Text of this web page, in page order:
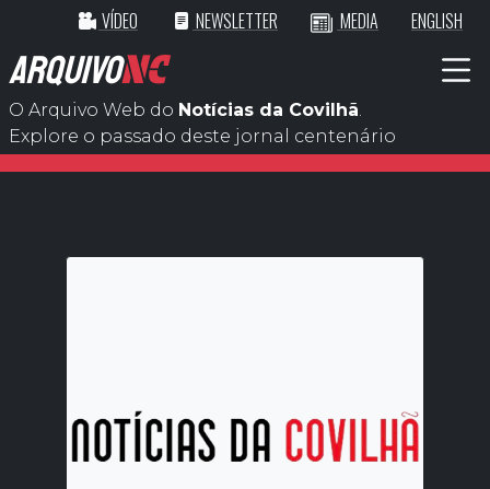
VÍDEO NEWSLETTER MEDIA ENGLISH
ARQUIVONC
O Arquivo Web do Notícias da Covilhã.
Explore o passado deste jornal centenário